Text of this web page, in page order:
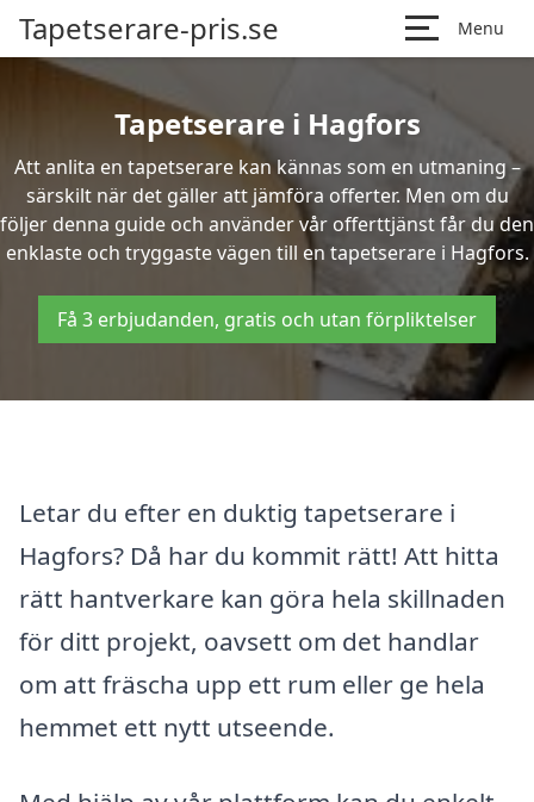
Tapetserare-pris.se Menu
Tapetserare i Hagfors
Att anlita en tapetserare kan kännas som en utmaning –
särskilt när det gäller att jämföra offerter. Men om du
följer denna guide och använder vår offerttjänst får du den
enklaste och tryggaste vägen till en tapetserare i Hagfors.
Få 3 erbjudanden, gratis och utan förpliktelser
Letar du efter en duktig tapetserare i
Hagfors? Då har du kommit rätt! Att hitta
rätt hantverkare kan göra hela skillnaden
för ditt projekt, oavsett om det handlar
om att fräscha upp ett rum eller ge hela
hemmet ett nytt utseende.